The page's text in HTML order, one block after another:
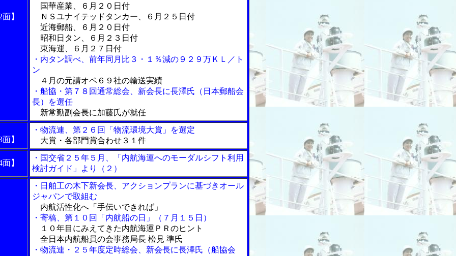
】
国華産業、６月２０日付
ＮＳユナイテッドタンカー、６月２５日付
近海郵船、６月２０日付
昭和日タン、６月２３日付
東海運、６月２７日付
・内タン調べ、前年同月比３・１％減の９２９万ＫＬ／ト
ン
４月の元請オペ６９社の輸送実績
・船協・第７８回通常総会、新会長に長澤氏（日本郵船会
長）を選任
新常勤副会長に加藤氏が就任
】
・物流連、第２６回「物流環境大賞」を選定
大賞・各部門賞合わせ３１件
】
・国交省２５年５月、「内航海運へのモーダルシフト利用
検討ガイド」より（２）
・日舶工の木下新会長、アクションプランに基づきオール
ジャパンで取組む
内航活性化へ「手伝いできれば」
・寄稿、第１０回「内航船の日」（７月１５日）
１０年目にみえてきた内航海運ＰＲのヒント
全日本内航船員の会事務局長 松見 準氏
・物流連・２５年度定時総会、新会長に長澤氏（船協会